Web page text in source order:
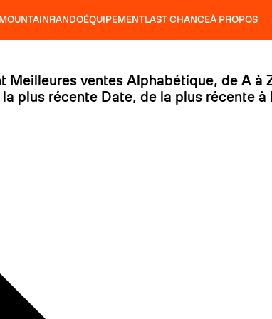
MATA TI SLAP 92
RANDO
UBAC 95
ÉQUIPEMENT
BÂTONS
LAST CHANCEÀ PROPOS
Meilleures ventes Alphabétique, de A à
plus récente Date, de la plus récente à